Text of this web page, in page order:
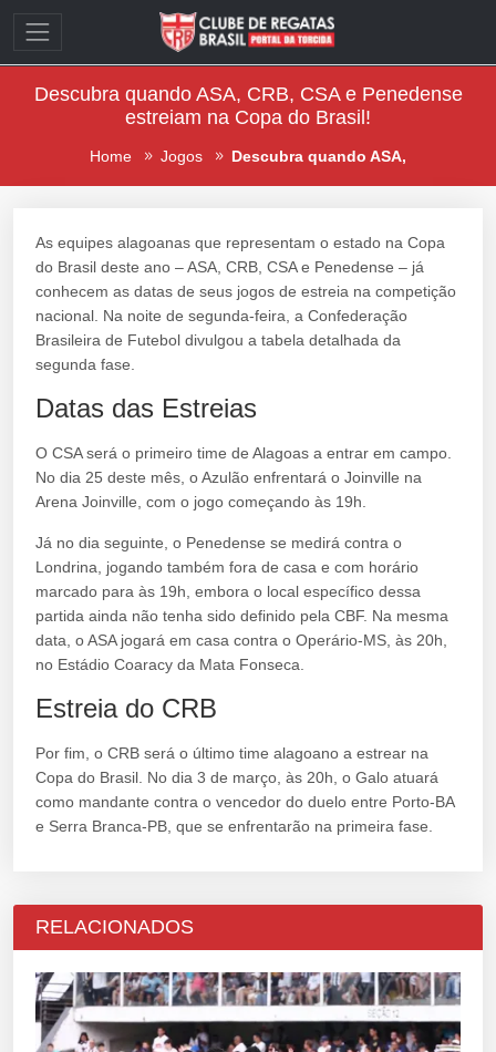
Descubra quando ASA, CRB, CSA e Penedense
estreiam na Copa do Brasil!
Home Jogos Descubra quando ASA,
As equipes alagoanas que representam o estado na Copa
do Brasil deste ano – ASA, CRB, CSA e Penedense – já
conhecem as datas de seus jogos de estreia na competição
nacional. Na noite de segunda-feira, a Confederação
Brasileira de Futebol divulgou a tabela detalhada da
segunda fase.
Datas das Estreias
O CSA será o primeiro time de Alagoas a entrar em campo.
No dia 25 deste mês, o Azulão enfrentará o Joinville na
Arena Joinville, com o jogo começando às 19h.
Já no dia seguinte, o Penedense se medirá contra o
Londrina, jogando também fora de casa e com horário
marcado para às 19h, embora o local específico dessa
partida ainda não tenha sido definido pela CBF. Na mesma
data, o ASA jogará em casa contra o Operário-MS, às 20h,
no Estádio Coaracy da Mata Fonseca.
Estreia do CRB
Por fim, o CRB será o último time alagoano a estrear na
Copa do Brasil. No dia 3 de março, às 20h, o Galo atuará
como mandante contra o vencedor do duelo entre Porto-BA
e Serra Branca-PB, que se enfrentarão na primeira fase.
RELACIONADOS